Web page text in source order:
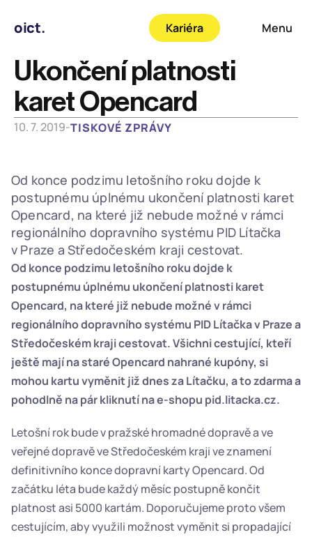
Ukončení platnosti
karet Opencard
10. 7. 2019-TISKOVÉ ZPRÁVY
Od konce podzimu letošního roku dojde k
postupnému úplnému ukončení platnosti karet
Opencard, na které již nebude možné v rámci
regionálního dopravního systému PID Lítačka
v Praze a Středočeském kraji cestovat.
Od konce podzimu letošního roku dojde k
postupnému úplnému ukončení platnosti karet
Opencard, na které již nebude možné v rámci
regionálního dopravního systému PID Lítačka v Praze a
Středočeském kraji cestovat. Všichni cestující, kteří
ještě mají na staré Opencard nahrané kupóny, si
mohou kartu vyměnit již dnes za Lítačku, a to zdarma a
pohodlně na pár kliknutí na e-shopu pid.litacka.cz.
Letošní rok bude v pražské hromadné dopravě a ve
veřejné dopravě ve Středočeském kraji ve znamení
definitivního konce dopravní karty Opencard. Od
začátku léta bude každý měsíc postupně končit
platnost asi 5000 kartám. Doporučujeme proto všem
cestujícím, aby využili možnost vyměnit si propadající
Kariéra Menu
oict.